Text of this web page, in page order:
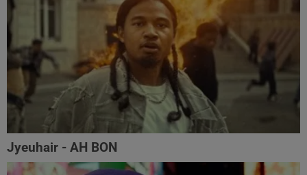
Jyeuhair - AH BON